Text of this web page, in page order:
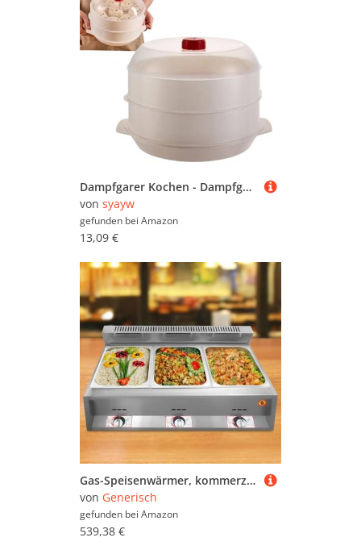
Dampfgarer Kochen - Dampfgarer Küchenzubehör | Doppelter Steamer Für | Küchenzubehör Mit Topfeinsatz | Dampftopf Für Reis Haferbrei Brötchen,für Mikrowelle Ofen Wohnung Restaurant
von syayw
gefunden bei Amazon
13,09 €
Gas-Speisenwärmer, kommerzielle Fritteuse, Propan LPG Edelstahl, Buffet-Dampfgarer mit Deckel, einstellbare Temperatur, Heiztopf für Gastronomie
von Generisch
gefunden bei Amazon
539,38 €